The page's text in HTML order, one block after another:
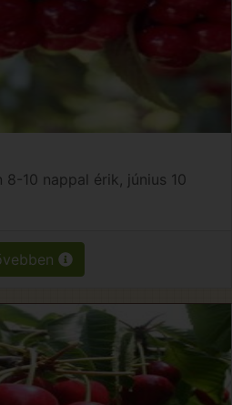
8-10 nappal érik, június 10